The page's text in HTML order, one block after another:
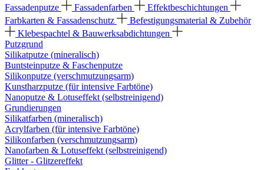
Fassadenputze
Fassadenfarben
Effektbeschichtungen
Farbkarten & Fassadenschutz
Befestigungsmaterial & Zubehör
Klebespachtel & Bauwerksabdichtungen
Putzgrund
Silikatputze (mineralisch)
Buntsteinputze & Faschenputze
Silikonputze (verschmutzungsarm)
Kunstharzputze (für intensive Farbtöne)
Nanoputze & Lotuseffekt (selbstreinigend)
Grundierungen
Silikatfarben (mineralisch)
Acrylfarben (für intensive Farbtöne)
Silikonfarben (verschmutzungsarm)
Nanofarben & Lotuseffekt (selbstreinigend)
Glitter - Glitzereffekt